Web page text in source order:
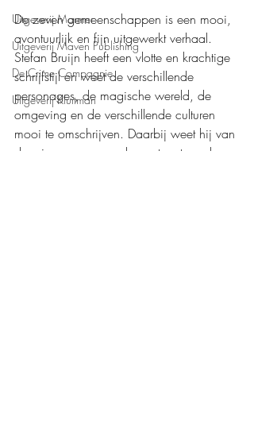
Uitgeverij Marmer
Uitgeverij Maven Publishing
De Crime Compagnie
Uitgeverij Kluitman
De zeven gemeenschappen is een mooi,
avontuurlijk en fijn uitgewerkt verhaal.
Stefan Bruijn heeft een vlotte en krachtige
schrijfstijl en weet de verschillende
personages, de magische wereld, de
omgeving en de verschillende culturen
mooi te omschrijven. Daarbij weet hij van
de reis een spannend avontuur te maken,